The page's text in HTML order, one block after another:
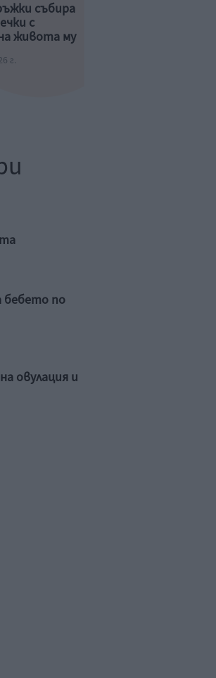
събира
с
живота му
г.
бебето по
овулация и